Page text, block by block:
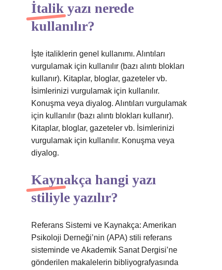
İtalik yazı nerede
kullanılır?
İşte italiklerin genel kullanımı. Alıntıları
vurgulamak için kullanılır (bazı alıntı blokları
kullanır). Kitaplar, bloglar, gazeteler vb.
İsimlerinizi vurgulamak için kullanılır.
Konuşma veya diyalog. Alıntıları vurgulamak
için kullanılır (bazı alıntı blokları kullanır).
Kitaplar, bloglar, gazeteler vb. İsimlerinizi
vurgulamak için kullanılır. Konuşma veya
diyalog.
Kaynakça hangi yazı
stiliyle yazılır?
Referans Sistemi ve Kaynakça: Amerikan
Psikoloji Derneği’nin (APA) stili referans
sisteminde ve Akademik Sanat Dergisi’ne
gönderilen makalelerin bibliyografyasında